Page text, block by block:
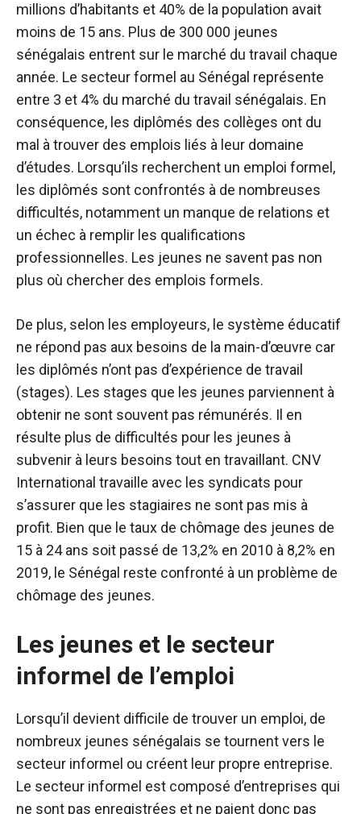
millions d’habitants et 40% de la population avait
moins de 15 ans. Plus de 300 000 jeunes
sénégalais entrent sur le marché du travail chaque
année. Le secteur formel au Sénégal représente
entre 3 et 4% du marché du travail sénégalais. En
conséquence, les diplômés des collèges ont du
mal à trouver des emplois liés à leur domaine
d’études. Lorsqu’ils recherchent un emploi formel,
les diplômés sont confrontés à de nombreuses
difficultés, notamment un manque de relations et
un échec à remplir les qualifications
professionnelles. Les jeunes ne savent pas non
plus où chercher des emplois formels.
De plus, selon les employeurs, le système éducatif
ne répond pas aux besoins de la main-d’œuvre car
les diplômés n’ont pas d’expérience de travail
(stages). Les stages que les jeunes parviennent à
obtenir ne sont souvent pas rémunérés. Il en
résulte plus de difficultés pour les jeunes à
subvenir à leurs besoins tout en travaillant. CNV
International travaille avec les syndicats pour
s’assurer que les stagiaires ne sont pas mis à
profit. Bien que le taux de chômage des jeunes de
15 à 24 ans soit passé de 13,2% en 2010 à 8,2% en
2019, le Sénégal reste confronté à un problème de
chômage des jeunes.
Les jeunes et le secteur
informel de l’emploi
Lorsqu’il devient difficile de trouver un emploi, de
nombreux jeunes sénégalais se tournent vers le
secteur informel ou créent leur propre entreprise.
Le secteur informel est composé d’entreprises qui
ne sont pas enregistrées et ne paient donc pas